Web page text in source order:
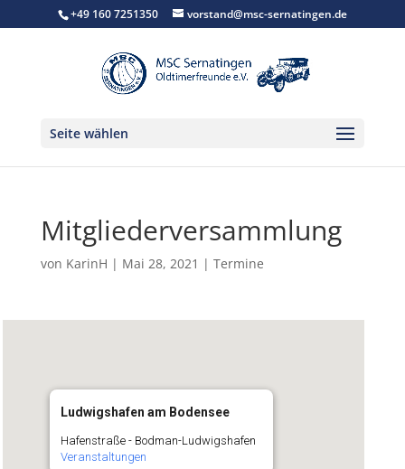
+49 160 7251350 vorstand@msc-sernatingen.de
Seite wählen
Mitgliederversammlung
von KarinH | Mai 28, 2021 | Termine
Ludwigshafen am Bodensee
Hafenstraße - Bodman-Ludwigshafen
Veranstaltungen